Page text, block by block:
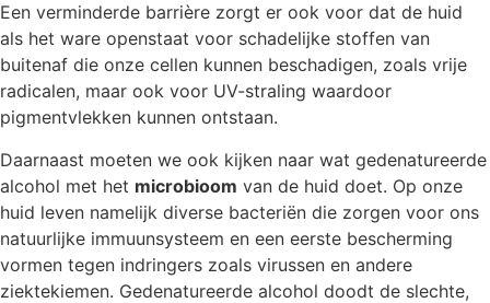
Een verminderde barrière zorgt er ook voor dat de huid
als het ware openstaat voor schadelijke stoffen van
buitenaf die onze cellen kunnen beschadigen, zoals vrije
radicalen, maar ook voor UV-straling waardoor
pigmentvlekken kunnen ontstaan.
Daarnaast moeten we ook kijken naar wat gedenatureerde
alcohol met het microbioom van de huid doet. Op onze
huid leven namelijk diverse bacteriën die zorgen voor ons
natuurlijke immuunsysteem en een eerste bescherming
vormen tegen indringers zoals virussen en andere
ziektekiemen. Gedenatureerde alcohol doodt de slechte,